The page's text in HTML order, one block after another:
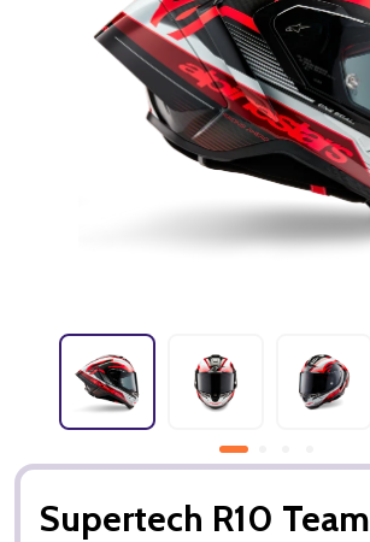
Supertech R10 Team